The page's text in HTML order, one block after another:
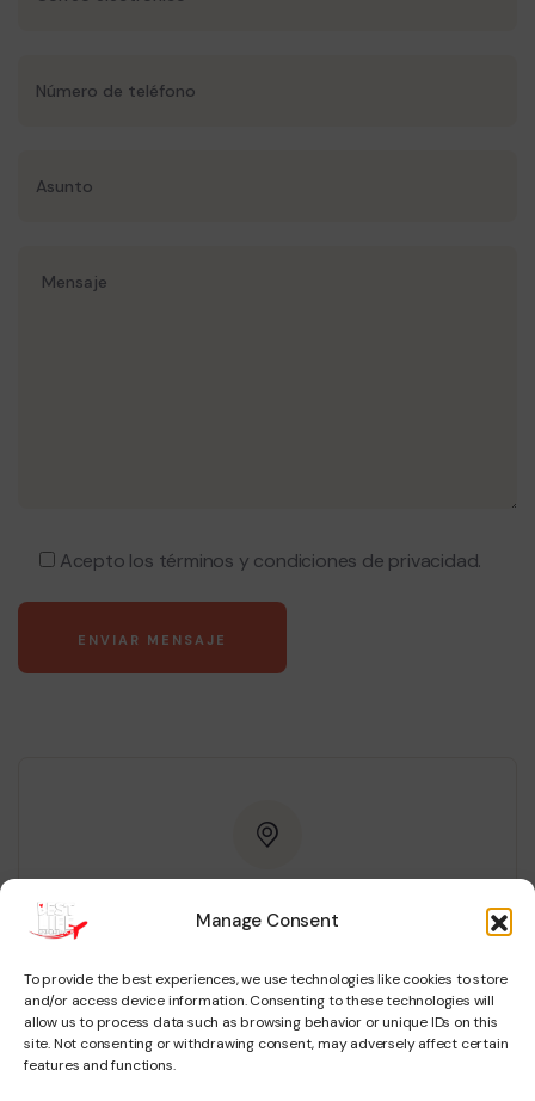
Manage Consent
To provide the best experiences, we use technologies like cookies to store
and/or access device information. Consenting to these technologies will
allow us to process data such as browsing behavior or unique IDs on this
site. Not consenting or withdrawing consent, may adversely affect certain
features and functions.
Acepto los términos y condiciones de privacidad.
Dirección
Nuestra oficina principal se encuentra en
C/Arandas 5, 18001, GRANADA